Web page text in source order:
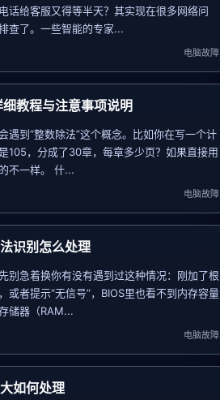
话给客服又得等半天？其实现在很多网络问
查了。一些智能的专家...
电脑故障
教程与注意事项说明
遇到“整数除法”这个概念。比如你在写一个计
105，分成了30章，每章多少页？如果直接用
不一样。 什...
电脑故障
识别怎么处理
别急着换你有没有遇到过这种情况：刚加了根
或者提示“无信号”，BIOS里也看不到内存容量
储器（RAM...
电脑故障
如何处理